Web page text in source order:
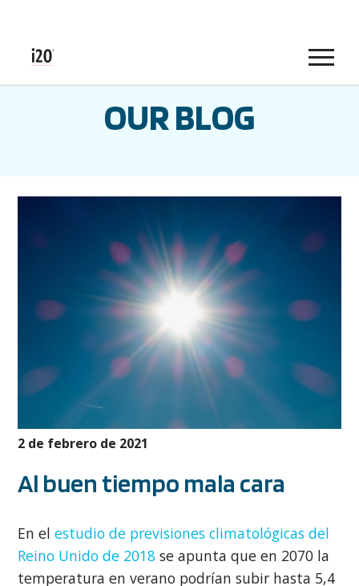
Menu
OUR BLOG
2 de febrero de 2021
Al buen tiempo mala cara
En elestudio de previsiones climatológicas del
Reino Unido de 2018 se apunta que en 2070 la
temperatura en verano podrían subir hasta 5,4